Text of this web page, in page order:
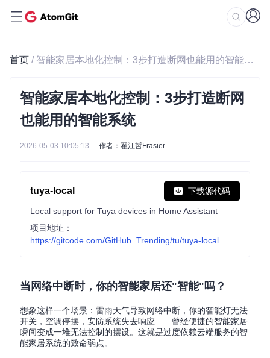
首页 / 智能家居本地化控制：3步打造断网也能用的智能系统
智能家居本地化控制：3步打造断网
也能用的智能系统
2026-05-03 10:05:13 作者：翟江哲Frasier
tuya-local 下载源代码
Local support for Tuya devices in Home Assistant
项目地址：
https://gitcode.com/GitHub_Trending/tu/tuya-local
当网络中断时，你的智能家居还"智能"吗？
想象这样一个场景：雷雨天气导致网络中断，你的智能灯无法
开关，空调停摆，安防系统失去响应——曾经便捷的智能家居
瞬间变成一堆无法控制的摆设。这就是过度依赖云端服务的智
能家居系统的致命弱点。